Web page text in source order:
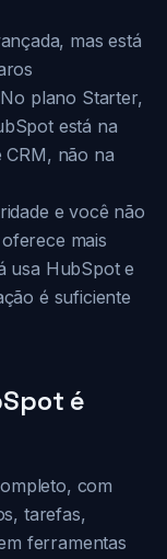
mas está
plano Starter,
está na
CRM, não na
e você não
mais
usa HubSpot e
é suficiente
é
com
tarefas,
ferramentas